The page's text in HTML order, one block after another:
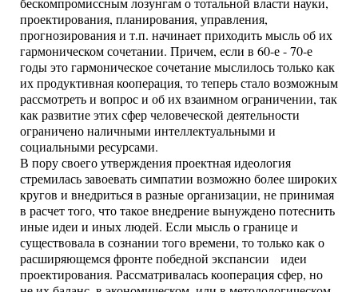
проектирования, планирования, управления,
прогнозирования и т.п. начинает приходить мысль об их
гармоническом сочетании. Причем, если в 60-е - 70-е
годы это гармоническое сочетание мыслилось только как
их продуктивная кооперация, то теперь стало возможным
рассмотреть и вопрос и об их взаимном ограничении, так
как развитие этих сфер человеческой деятельности
ограничено наличными интеллектуальными и
социальными ресурсами.
В пору своего утверждения проектная идеология
стремилась завоевать симпатии возможно более широких
кругов и внедриться в разные организации, не принимая
в расчет того, что такое внедрение вынуждено потеснить
иные идеи и иных людей. Если мысль о границе и
существовала в сознании того времени, то только как о
расширяющемся фронте победной экспансии идеи
проектирования. Рассматривалась кооперация сфер, но